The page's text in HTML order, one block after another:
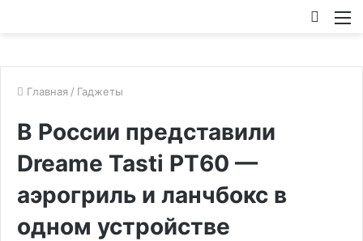
Главная / Гаджеты
В России представили
Dreame Tasti PT60 —
аэрогриль и ланчбокс в
одном устройстве